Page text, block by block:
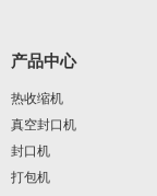
产品中心
热收缩机
真空封口机
封口机
打包机